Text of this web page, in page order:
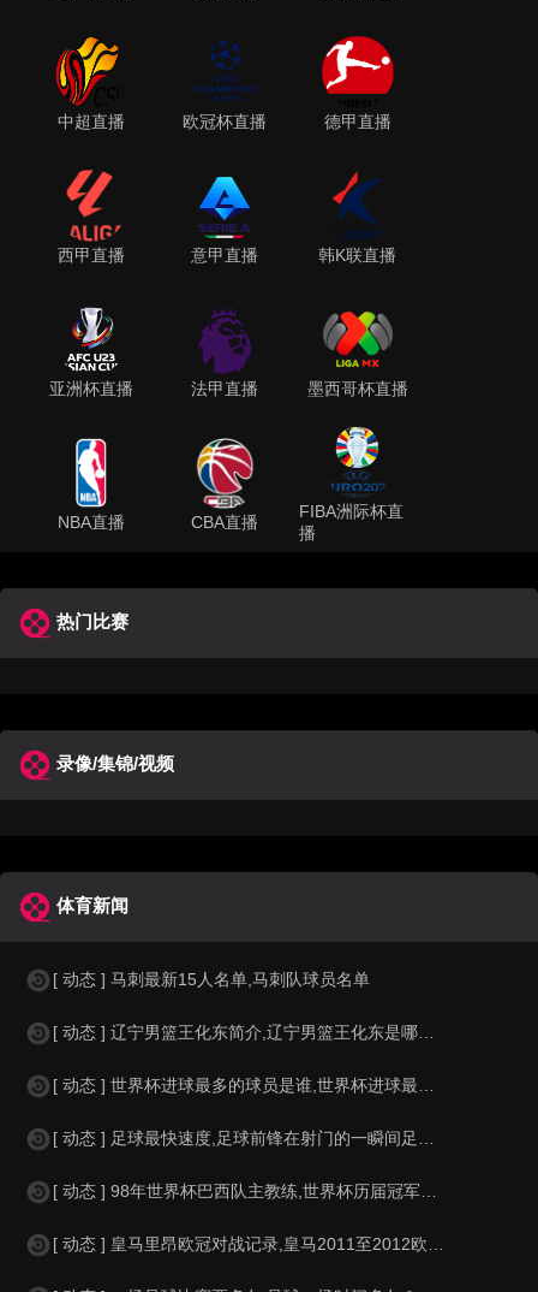
中超直播 欧冠杯直播 德甲直播
西甲直播 意甲直播 韩K联直播
亚洲杯直播 法甲直播 墨西哥杯直播
NBA直播 CBA直播
FIBA洲际杯直
播
热门比赛
录像/集锦/视频
体育新闻
[ 动态 ] 马刺最新15人名单,马刺队球员名单
[ 动态 ] 辽宁男篮王化东简介,辽宁男篮王化东是哪里人？
[ 动态 ] 世界杯进球最多的球员是谁,世界杯进球最多的球员是谁？
[ 动态 ] 足球最快速度,足球前锋在射门的一瞬间足球的速度有多快？？
[ 动态 ] 98年世界杯巴西队主教练,世界杯历届冠军球队教练
[ 动态 ] 皇马里昂欧冠对战记录,皇马2011至2012欧冠赛程&nbs